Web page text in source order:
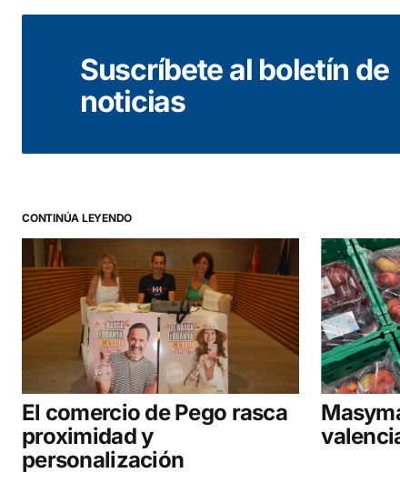
Suscríbete al boletín de
noticias
CONTINÚA LEYENDO
El comercio de Pego rasca
proximidad y
personalización